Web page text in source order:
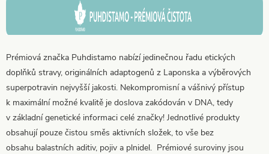
Prémiová značka Puhdistamo nabízí jedinečnou řadu etických
doplňků stravy, originálních adaptogenů z Laponska a výběrových
superpotravin nejvyšší jakosti. Nekompromisní a vášnivý přístup
k maximální možné kvalitě je doslova zakódován v DNA, tedy
v základní genetické informaci celé značky! Jednotlivé produkty
obsahují pouze čistou směs aktivních složek, to vše bez
obsahu balastních aditiv, pojiv a plnidel. Prémiové suroviny jsou